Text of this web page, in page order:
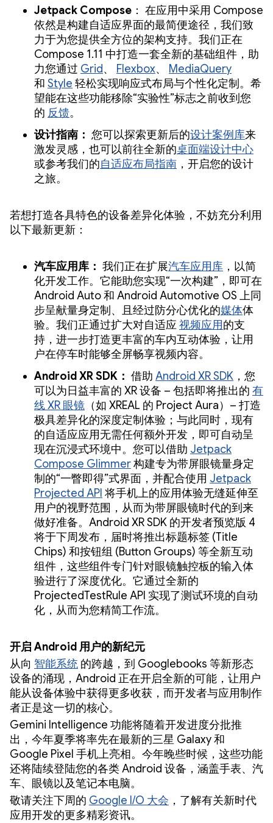
Jetpack Compose ： 在应用中采用 Compose
依然是构建自适应界面的最简便途径，我们致
力于为您提供全方位的架构支持。我们正在
Compose 1.11 中打造一套全新的基础组件，助
力您通过 Grid、 Flexbox、 MediaQuery
和 Style 轻松实现响应式布局与个性化定制。希
望能在这些功能移除“实验性”标志之前收到您
的 反馈。
设计指南： 您可以探索更新后的设计案例库来
激发灵感，也可以前往全新的桌面端设计中心
或参考我们的自适应布局指南 ，开启您的设计
之旅。
若想打造各具特色的设备差异化体验，不妨充分利用
以下最新更新：
汽车应用库： 我们正在扩展汽车应用库 ，以简
化开发工作。它能助您实现“一次构建”，即可在
Android Auto 和 Android Automotive OS 上同
步呈献量身定制、且经过防分心优化的媒体体
验。我们正通过扩大对自适应视频应用的支
持，进一步打造更丰富的车内互动体验，让用
户在停车时能够全屏畅享视频内容。
Android XR SDK： 借助 Android XR SDK ，您
可以为日益丰富的 XR 设备 – 包括即将推出的 有
线 XR 眼镜 （如 XREAL 的 Project Aura）– 打造
极具差异化的深度定制体验；与此同时，现有
的自适应应用无需任何额外开发，即可自动呈
现在沉浸式环境中。您可以借助 Jetpack
Compose Glimmer构建专为带屏眼镜量身定
制的“一瞥即得”式界面，并配合使用 Jetpack
Projected API 将手机上的应用体验无缝延伸至
用户的视野范围，从而为带屏眼镜时代的到来
做好准备。Android XR SDK 的开发者预览版 4
将于下周发布，届时将推出标题标签 (Title
Chips) 和按钮组 (Button Groups) 等全新互动
组件，这些组件专门针对眼镜触控板的输入体
验进行了深度优化。它通过全新的
ProjectedTestRule API 实现了测试环境的自动
化，从而为您精简工作流。
开启 Android 用户的新纪元
从向 智能系统 的跨越，到 Googlebooks 等新形态
设备的涌现，Android 正在开启全新的可能，让用户
能从设备体验中获得更多收获，而开发者与应用制作
者正是这一切的核心。
Gemini Intelligence 功能将随着开发进度分批推
出，今年夏季将率先在最新的三星 Galaxy 和
Google Pixel 手机上亮相。今年晚些时候，这些功能
还将陆续登陆您的各类 Android 设备，涵盖手表、汽
车、眼镜以及笔记本电脑。
敬请关注下周的 Google I/O 大会 ，了解有关新时代
应用开发的更多精彩资讯。